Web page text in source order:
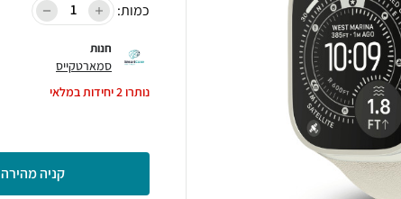
כמות:
חנות
סמארטקייס
נותרו2יחידות במלאי
קניה מהירה